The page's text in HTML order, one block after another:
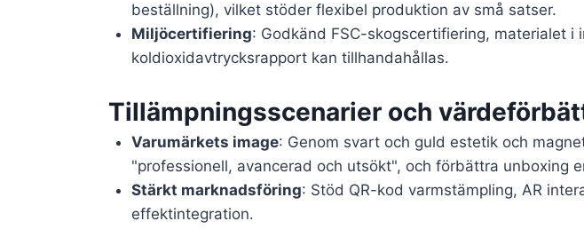
beställning), vilket stöder flexibel produktion av små satser.
Miljöcertifiering: Godkänd FSC-skogscertifiering, materialet i
koldioxidavtrycksrapport kan tillhandahållas.
Tillämpningsscenarier och
Varumärkets image: Genom svart och guld estetik och
"professionell, avancerad och utsökt", och förbättra unboxing
Stärkt marknadsföring: Stöd QR-kod varmstämpling, AR
effektintegration.